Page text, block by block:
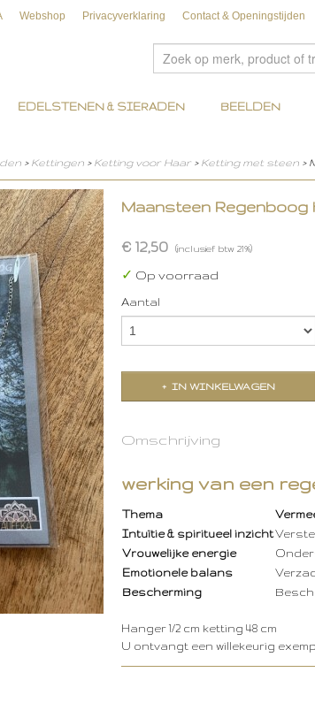
Webshop Privacyverklaring Contact & Openingstijden
EDELSTENEN & SIERADEN BEELDEN
> Kettingen > Ketting voor Haar > Ketting met steen >
Maansteen Regenboog
€ 12,50 (inclusief btw 21%)
✓ Op voorraad
Aantal
IN WINKELWAGEN
Omschrijving
werking van een
Thema
Intuïtie & spiritueel inzicht
Vrouwelijke energie
Emotionele balans
Bescherming
Hanger 1/2 cm ketting 48 cm
U ontvangt een willekeurig